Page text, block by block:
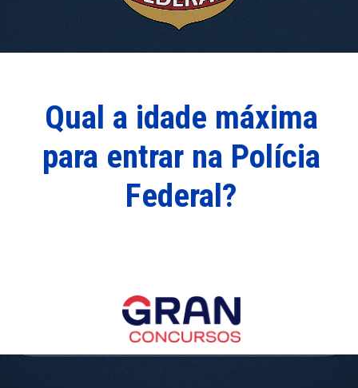
Qual a idade máxima
para entrar na Polícia
Federal?